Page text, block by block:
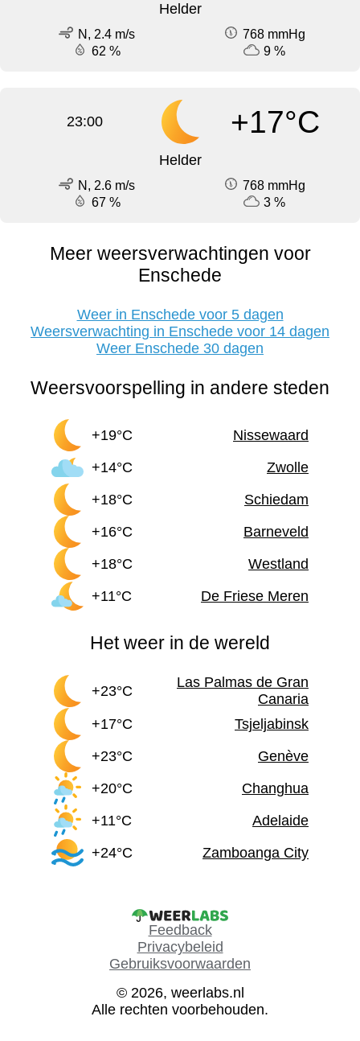
Helder
N, 2.4 m/s
768 mmHg
62 %
9 %
23:00 +17°C
Helder
N, 2.6 m/s
768 mmHg
67 %
3 %
Meer weersverwachtingen voor
Enschede
Weer in Enschede voor 5 dagen
Weersverwachting in Enschede voor 14 dagen
Weer Enschede 30 dagen
Weersvoorspelling in andere steden
+19°C
Nissewaard
+14°C
Zwolle
+18°C
Schiedam
+16°C
Barneveld
+18°C
Westland
+11°C
De Friese Meren
Het weer in de wereld
+23°C
Las Palmas de Gran
Canaria
+17°C
Tsjeljabinsk
+23°C
Genève
+20°C
Changhua
+11°C
Adelaide
+24°C
Zamboanga City
Feedback
Privacybeleid
Gebruiksvoorwaarden
© 2026, weerlabs.nl
Alle rechten voorbehouden.